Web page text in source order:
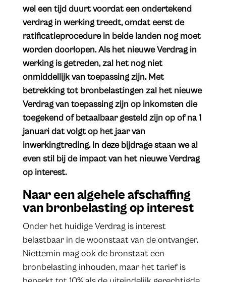
wel een tijd duurt voordat een ondertekend
verdrag in werking treedt, omdat eerst de
ratificatieprocedure in beide landen nog moet
worden doorlopen. Als het nieuwe Verdrag in
werking is getreden, zal het nog niet
onmiddellijk van toepassing zijn. Met
betrekking tot bronbelastingen zal het nieuwe
Verdrag van toepassing zijn op inkomsten die
toegekend of betaalbaar gesteld zijn op of na 1
januari dat volgt op het jaar van
inwerkingtreding. In deze bijdrage staan we al
even stil bij de impact van het nieuwe Verdrag
op interest.
Naar een algehele afschaffing
van bronbelasting op interest
Onder het huidige Verdrag is interest
belastbaar in de woonstaat van de ontvanger.
Niettemin mag ook de bronstaat een
bronbelasting inhouden, maar het tarief is